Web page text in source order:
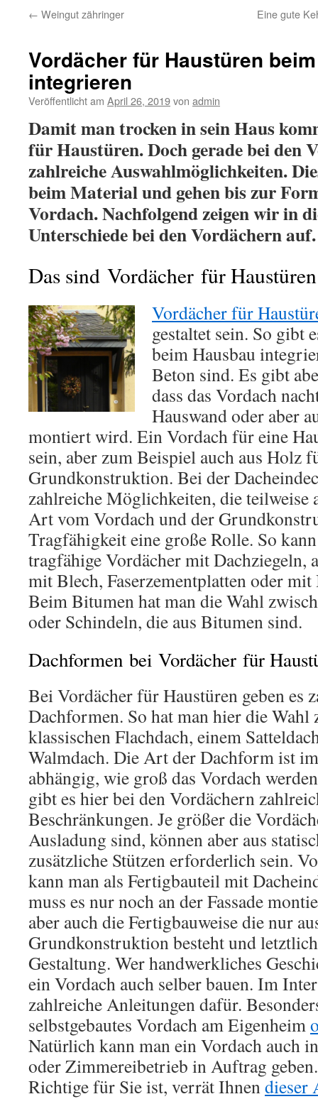
← Weingut zähringer Eine gute
Vordächer für Haustüren
integrieren
Veröffentlicht am April 26, 2019von admin
Damit man trocken in sein Haus
für Haustüren. Doch gerade bei den
zahlreiche Auswahlmöglichkeiten.
beim Material und gehen bis zur
Vordach. Nachfolgend zeigen wir in
Unterschiede bei den Vordächern auf.
Das sind Vordächer für Haustüren
Vordächer für
gestaltet sein. So gibt
beim Hausbau
Beton sind. Es gibt
dass das Vordach
Hauswand oder aber
montiert wird. Ein Vordach für eine
sein, aber zum Beispiel auch aus Holz
Grundkonstruktion. Bei der
zahlreiche Möglichkeiten, die teilweise
Art vom Vordach und der
Tragfähigkeit eine große Rolle. So
tragfähige Vordächer mit Dachziegeln,
mit Blech, Faserzementplatten oder
Beim Bitumen hat man die Wahl
oder Schindeln, die aus Bitumen sind.
Dachformen bei Vordächer für
Bei Vordächer für Haustüren geben es
Dachformen. So hat man hier die Wahl
klassischen Flachdach, einem
Walmdach. Die Art der Dachform ist
abhängig, wie groß das Vordach
gibt es hier bei den Vordächern
Beschränkungen. Je größer die
Ausladung sind, können aber aus
zusätzliche Stützen erforderlich sein.
kann man als Fertigbauteil mit
muss es nur noch an der Fassade
aber auch die Fertigbauweise die nur
Grundkonstruktion besteht und
Gestaltung. Wer handwerkliches
ein Vordach auch selber bauen. Im
zahlreiche Anleitungen dafür.
selbstgebautes Vordach am Eigenheim
Natürlich kann man ein Vordach auch
oder Zimmereibetrieb in Auftrag
Richtige für Sie ist, verrät Ihnendieser